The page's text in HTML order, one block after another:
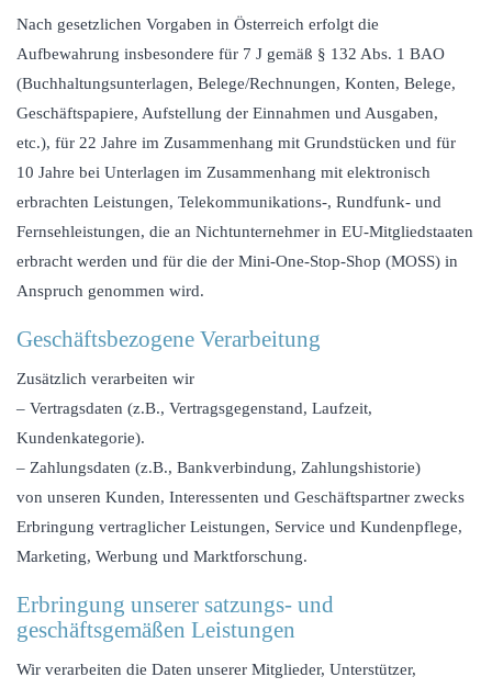
Nach gesetzlichen Vorgaben in Österreich erfolgt die
Aufbewahrung insbesondere für 7 J gemäß § 132 Abs. 1 BAO
(Buchhaltungsunterlagen, Belege/Rechnungen, Konten, Belege,
Geschäftspapiere, Aufstellung der Einnahmen und Ausgaben,
etc.), für 22 Jahre im Zusammenhang mit Grundstücken und für
10 Jahre bei Unterlagen im Zusammenhang mit elektronisch
erbrachten Leistungen, Telekommunikations-, Rundfunk- und
Fernsehleistungen, die an Nichtunternehmer in EU-Mitgliedstaaten
erbracht werden und für die der Mini-One-Stop-Shop (MOSS) in
Anspruch genommen wird.
Geschäftsbezogene Verarbeitung
Zusätzlich verarbeiten wir
– Vertragsdaten (z.B., Vertragsgegenstand, Laufzeit,
Kundenkategorie).
– Zahlungsdaten (z.B., Bankverbindung, Zahlungshistorie)
von unseren Kunden, Interessenten und Geschäftspartner zwecks
Erbringung vertraglicher Leistungen, Service und Kundenpflege,
Marketing, Werbung und Marktforschung.
Erbringung unserer satzungs- und
geschäftsgemäßen Leistungen
Wir verarbeiten die Daten unserer Mitglieder, Unterstützer,